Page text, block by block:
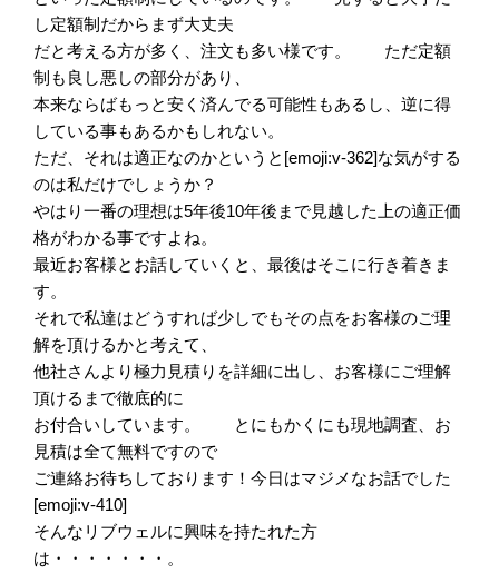
し定額制だからまず大丈夫
だと考える方が多く、注文も多い様です。 ただ定額
制も良し悪しの部分があり、
本来ならばもっと安く済んでる可能性もあるし、逆に得
している事もあるかもしれない。
ただ、それは適正なのかというと[emoji:v-362]な気がする
のは私だけでしょうか？
やはり一番の理想は5年後10年後まで見越した上の適正価
格がわかる事ですよね。
最近お客様とお話していくと、最後はそこに行き着きま
す。
それで私達はどうすれば少しでもその点をお客様のご理
解を頂けるかと考えて、
他社さんより極力見積りを詳細に出し、お客様にご理解
頂けるまで徹底的に
お付合いしています。 とにもかくにも現地調査、お
見積は全て無料ですので
ご連絡お待ちしております！今日はマジメなお話でした
[emoji:v-410]
そんなリブウェルに興味を持たれた方
は・・・・・・・。